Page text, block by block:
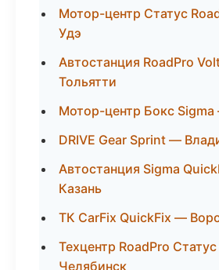
Мотор-центр Статус
Удэ
Автостанция RoadPro
Тольятти
Мотор-центр Бокс
DRIVE Gear Sprint —
Автостанция Sigma
Казань
ТК CarFix QuickFix —
Техцентр RoadPro
Челябинск